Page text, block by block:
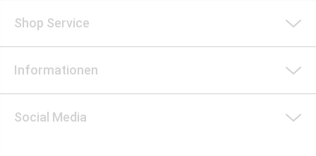
Shop Service
Informationen
Social Media